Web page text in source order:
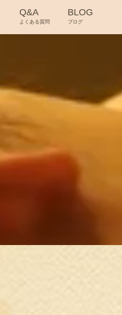
Q&A
よくある質問
BLOG
ブログ